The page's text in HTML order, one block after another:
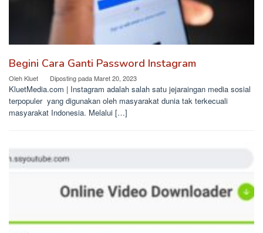
Begini Cara Ganti Password Instagram
Oleh Kluet Diposting padaMaret 20, 2023
KluetMedia.com | Instagram adalah salah satu jejaraingan media sosial
terpopuler yang digunakan oleh masyarakat dunia tak terkecuali
masyarakat Indonesia. Melalui […]